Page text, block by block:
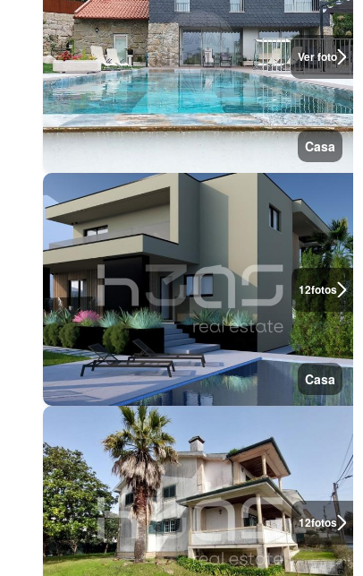
Ver foto
Casa
12fotos
Casa
12fotos